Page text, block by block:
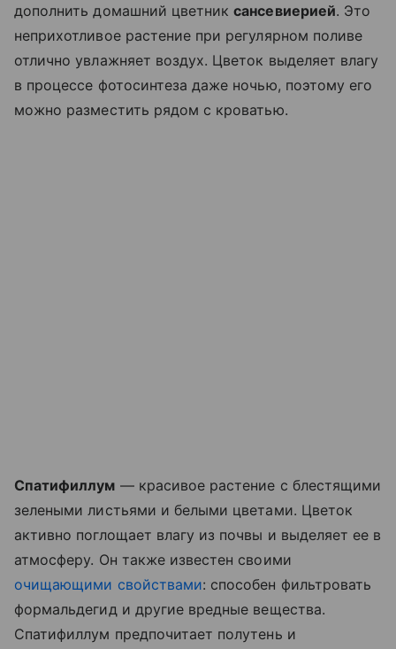
дополнить домашний цветниксансевиерией. Это
неприхотливое растение при регулярном поливе
отлично увлажняет воздух. Цветок выделяет влагу
в процессе фотосинтеза даже ночью, поэтому его
можно разместить рядом с кроватью.
Спатифиллум — красивое растение с блестящими
зелеными листьями и белыми цветами. Цветок
активно поглощает влагу из почвы и выделяет ее в
атмосферу. Он также известен своими
очищающими свойствами: способен фильтровать
формальдегид и другие вредные вещества.
Спатифиллум предпочитает полутень и